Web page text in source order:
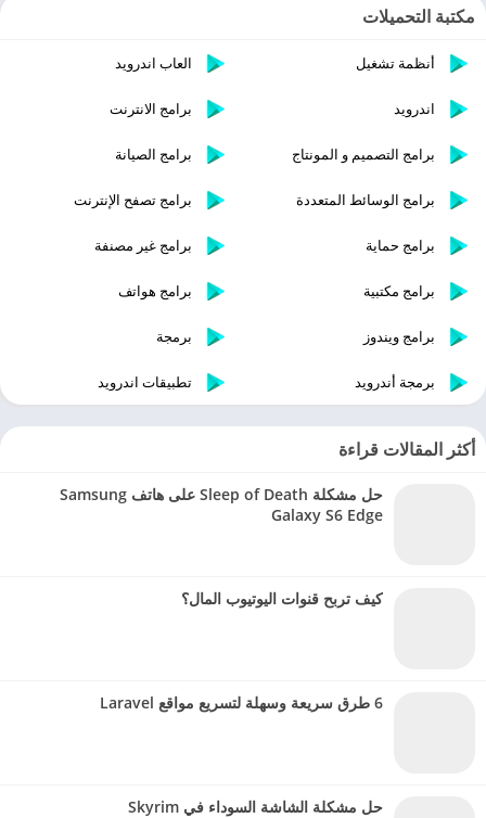
مكتبة التحميلات
أنظمة تشغيل العاب اندرويد
اندرويد برامج الانترنت
برامج التصميم و المونتاج برامج الصيانة
برامج الوسائط المتعددة برامج تصفح الإنترنت
برامج حماية برامج غير مصنفة
برامج مكتبية برامج هواتف
برامج ويندوز برمجة
برمجة أندرويد تطبيقات اندرويد
أكثر المقالات قراءة
حل مشكلة Sleep of Death على هاتف Samsung
Galaxy S6 Edge
كيف تربح قنوات اليوتيوب المال؟
6 طرق سريعة وسهلة لتسريع مواقع Laravel
حل مشكلة الشاشة السوداء في Skyrim